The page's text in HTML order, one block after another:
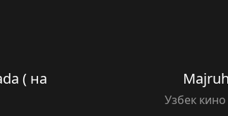
( на
Узбек